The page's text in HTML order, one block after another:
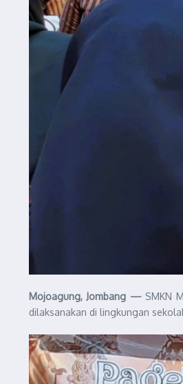
Mojoagung, Jombang — SMKN
dilaksanakan di lingkungan